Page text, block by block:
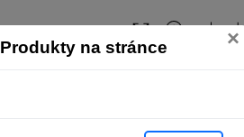
Produkty na stránce ×